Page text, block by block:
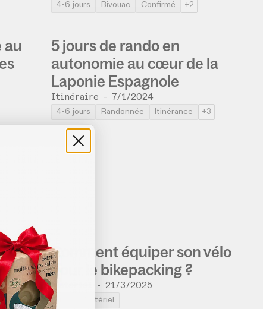
4-6 jours Bivouac Confirmé +2
au
5 jours de rando en
autonomie au cœur de la
Laponie Espagnole
Itinéraire - 7/1/2024
4-6 jours Randonnée Itinérance +3
Comment équiper son vélo
pour le bikepacking ?
Matériel -21/3/2025
Matériel